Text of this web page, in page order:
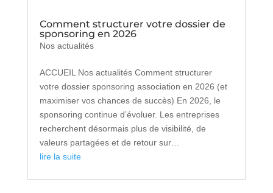
Comment structurer votre dossier de
sponsoring en 2026
Nos actualités
ACCUEIL Nos actualités Comment structurer
votre dossier sponsoring association en 2026 (et
maximiser vos chances de succès) En 2026, le
sponsoring continue d’évoluer. Les entreprises
recherchent désormais plus de visibilité, de
valeurs partagées et de retour sur…
lire la suite